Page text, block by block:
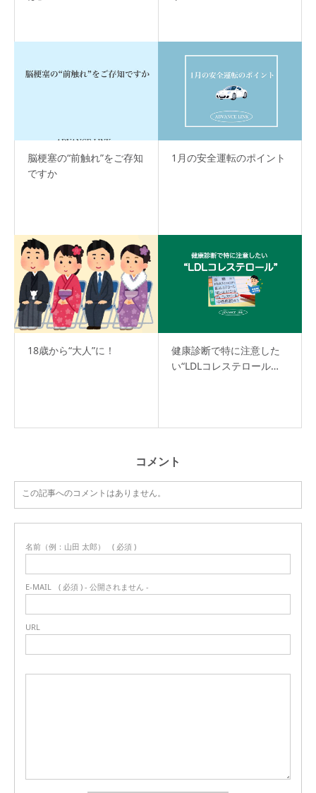
脳梗塞の“前触れ”をご存知
ですか
1月の安全運転のポイント
18歳から“大人”に！
健康診断で特に注意した
い“LDLコレステロール…
コメント
この記事へのコメントはありません。
名前（例：山田 太郎） ( 必須 )
E-MAIL ( 必須 ) - 公開されません -
URL